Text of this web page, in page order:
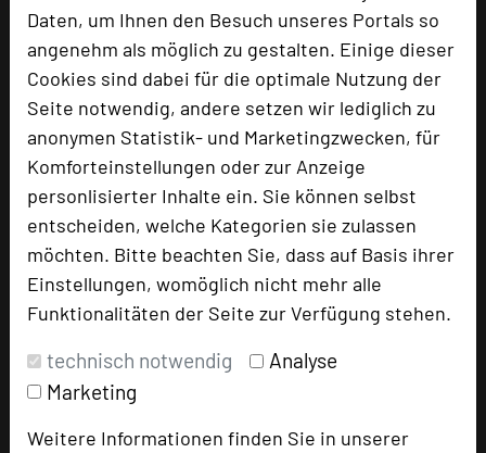
Daten, um Ihnen den Besuch unseres Portals so
angenehm als möglich zu gestalten. Einige dieser
Cookies sind dabei für die optimale Nutzung der
Seite notwendig, andere setzen wir lediglich zu
anonymen Statistik- und Marketingzwecken, für
Komforteinstellungen oder zur Anzeige
personlisierter Inhalte ein. Sie können selbst
entscheiden, welche Kategorien sie zulassen
möchten. Bitte beachten Sie, dass auf Basis ihrer
Einstellungen, womöglich nicht mehr alle
Funktionalitäten der Seite zur Verfügung stehen.
technisch notwendig
Analyse
Marketing
Weitere Informationen finden Sie in unserer
Schlosshotel Neufahrn
Schlossweg 2
84088 Neufahrn
phone +49 8773 709-0
mail Email
language Homepage